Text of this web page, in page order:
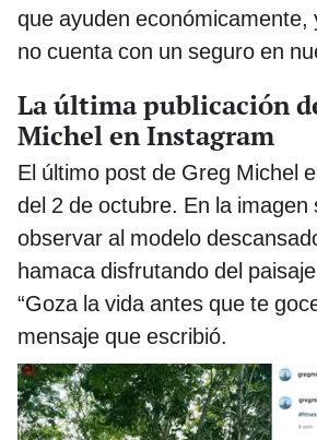
que ayuden económicamente,
no cuenta con un seguro en
La última publicación
Michel en Instagram
El último post de Greg Michel
del 2 de octubre. En la imagen
observar al modelo
hamaca disfrutando del
“Goza la vida antes que te
mensaje que escribió.